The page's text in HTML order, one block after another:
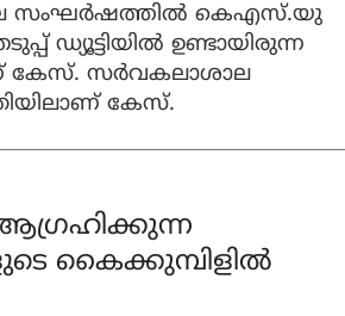
സംഘര്‍ഷത്തില്‍ കെഎസ്.യു
ഡ്യൂട്ടിയില്‍ ഉണ്ടായിരുന്ന
കേസ്. സര്‍വകലാശാല
കേസ്.
കൈക്കുമ്പിളിൽ